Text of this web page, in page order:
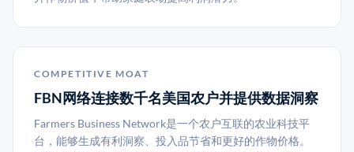
COMPETITIVE MOAT
FBN网络连接数千名美国农户并提供数据洞察
Farmers Business Network是一个农户互联的农业科技平
台，能够生成有利洞察、投入品节省和更好的作物价格。